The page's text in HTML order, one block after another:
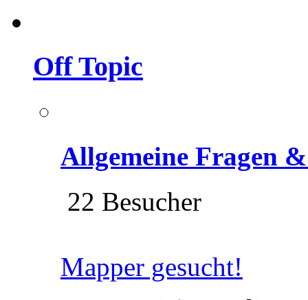
Off Topic
Allgemeine Fragen
22 Besucher
Mapper gesucht!